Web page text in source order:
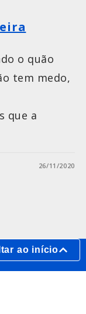
o quão
tem medo,
que a
26/11/2020
ao início